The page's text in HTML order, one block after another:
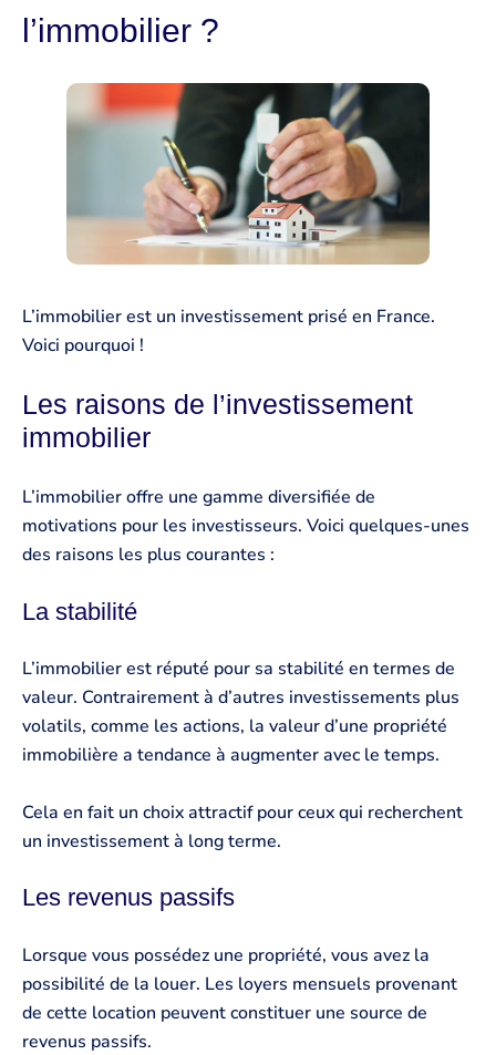
l’immobilier ?
L’immobilier est un investissement prisé en France.
Voici pourquoi !
Les raisons de l’investissement
immobilier
L’immobilier offre une gamme diversifiée de
motivations pour les investisseurs. Voici quelques-unes
des raisons les plus courantes :
La stabilité
L’immobilier est réputé pour sa stabilité en termes de
valeur. Contrairement à d’autres investissements plus
volatils, comme les actions, la valeur d’une propriété
immobilière a tendance à augmenter avec le temps.
Cela en fait un choix attractif pour ceux qui recherchent
un investissement à long terme.
Les revenus passifs
Lorsque vous possédez une propriété, vous avez la
possibilité de la louer. Les loyers mensuels provenant
de cette location peuvent constituer une source de
revenus passifs.